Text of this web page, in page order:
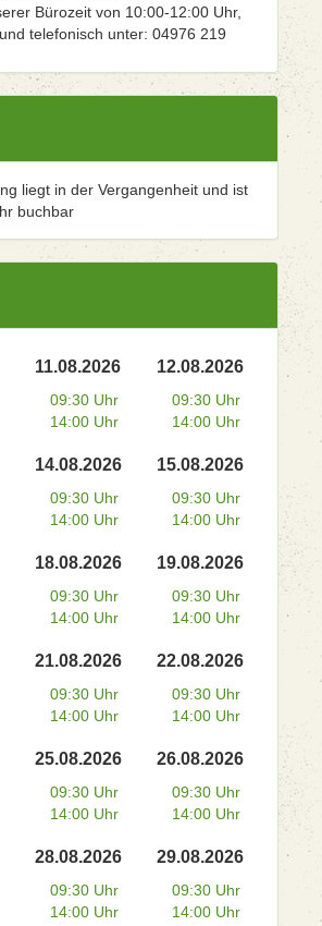
Bürozeit von 10:00-12:00 Uhr,
telefonisch unter: 04976 219
liegt in der Vergangenheit und ist
buchbar
11.08.2026
09:30 Uhr
14:00 Uhr
12.08.2026
09:30 Uhr
14:00 Uhr
14.08.2026
09:30 Uhr
14:00 Uhr
15.08.2026
09:30 Uhr
14:00 Uhr
18.08.2026
09:30 Uhr
14:00 Uhr
19.08.2026
09:30 Uhr
14:00 Uhr
21.08.2026
09:30 Uhr
14:00 Uhr
22.08.2026
09:30 Uhr
14:00 Uhr
25.08.2026
09:30 Uhr
14:00 Uhr
26.08.2026
09:30 Uhr
14:00 Uhr
28.08.2026
09:30 Uhr
14:00 Uhr
29.08.2026
09:30 Uhr
14:00 Uhr